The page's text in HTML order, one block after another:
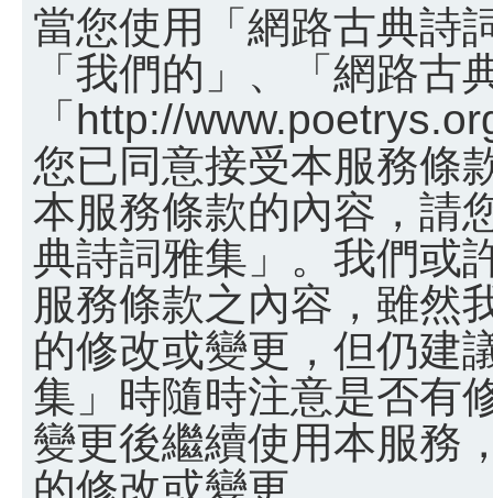
當您使用「網路古典詩
「我們的」、「網路古
「http://
您已同意接受本服務條
本服務條款的內容，請
典詩詞雅集」。我們或
服務條款之內容，雖然
的修改或變更，但仍建
集」時隨時注意是否有
變更後繼續使用本服務
的修改或變更。